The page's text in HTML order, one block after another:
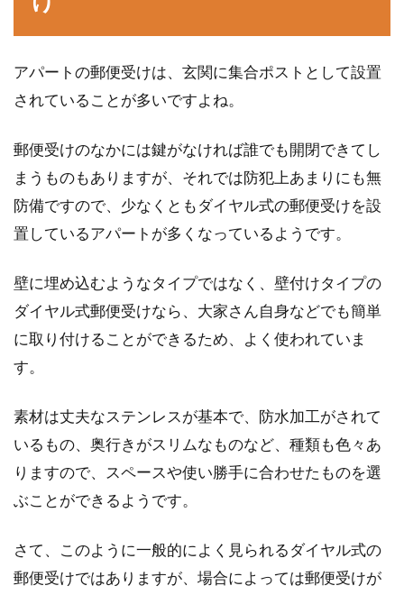
これからアパート経営していくことを検討して
がいくらかかる...
アパートの世帯主は誰？世帯主の変
公的書類の記入を行う際、「世帯主」といった
同棲して...
アパートの更新料が高い！少しでも
費用を抑えるためには？
賃貸アパートの場合、契約期間が決まってい
払う必要があり...
アパートの郵便受けは、玄関に集合ポストとして設置
されていることが多いですよね。
郵便受けのなかには鍵がなければ誰でも開閉できてし
まうものもありますが、それでは防犯上あまりにも無
防備ですので、少なくともダイヤル式の郵便受けを設
置しているアパートが多くなっているようです。
壁に埋め込むようなタイプではなく、壁付けタイプの
ダイヤル式郵便受けなら、大家さん自身などでも簡単
に取り付けることができるため、よく使われていま
す。
素材は丈夫なステンレスが基本で、防水加工がされて
いるもの、奥行きがスリムなものなど、種類も色々あ
りますので、スペースや使い勝手に合わせたものを選
ぶことができるようです。
さて、このように一般的によく見られるダイヤル式の
郵便受けではありますが、場合によっては郵便受けが